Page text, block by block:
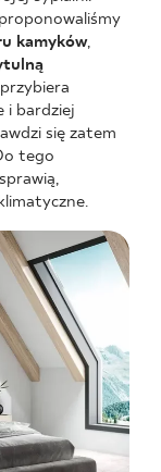
kamyków,
i bardziej
się zatem
tego